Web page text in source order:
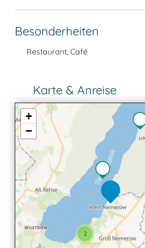
Besonderheiten
Restaurant, Café
Karte & Anreise
2
+
−